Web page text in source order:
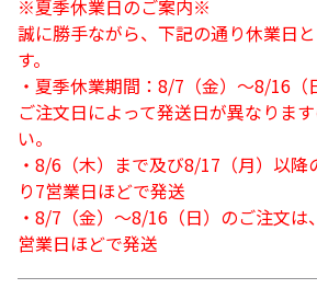
※夏季休業日のご案内※
誠に勝手ながら、下記の通り休業日
す。
・夏季休業期間：8/7（金）～8/16（
ご注文日によって発送日が異なりま
い。
・8/6（木）まで及び8/17（月）以
り7営業日ほどで発送
・8/7（金）～8/16（日）のご注文
営業日ほどで発送